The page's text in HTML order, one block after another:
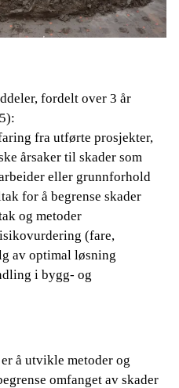
fordelt over 3 år
fra utførte prosjekter,
årsaker til skader som
eller grunnforhold
for å begrense skader
og metoder
(fare,
av optimal løsning
i bygg- og
å utvikle metoder og
omfanget av skader